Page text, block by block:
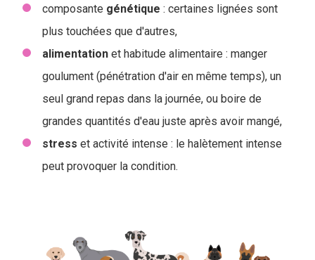
composante génétique : certaines lignées sont
plus touchées que d'autres,
alimentation et habitude alimentaire : manger
goulument (pénétration d'air en même temps), un
seul grand repas dans la journée, ou boire de
grandes quantités d'eau juste après avoir mangé,
stress et activité intense : le halètement intense
peut provoquer la condition.